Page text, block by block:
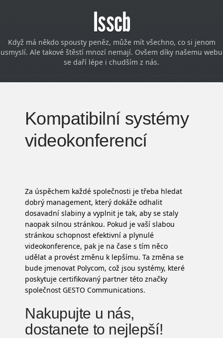
Isscb
Když má někdo spousty peněz, může mít všechno, co si jenom
usmyslí. Ale takové štěstí mnozí nemají. Ovšem díky našemu webu
se daří lépe i chudším z nás.
Kompatibilní systémy
videokonferencí
Za úspěchem každé společnosti je třeba hledat
dobrý management, který dokáže odhalit
dosavadní slabiny a vyplnit je tak, aby se staly
naopak silnou stránkou. Pokud je vaší slabou
stránkou schopnost efektivní a plynulé
videokonference, pak je na čase s tím něco
udělat a provést změnu k lepšímu. Ta změna se
bude jmenovat Polycom, což jsou systémy, které
poskytuje certifikovaný partner této značky
společnost GESTO Communications.
Nakupujte u nás,
dostanete to nejlepší!